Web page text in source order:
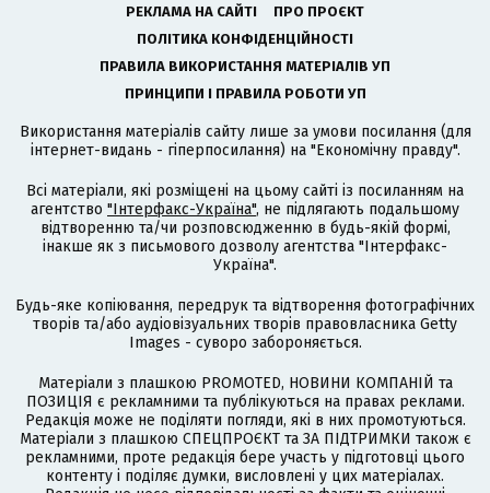
РЕКЛАМА НА САЙТІ
ПРО ПРОЄКТ
ПОЛІТИКА КОНФІДЕНЦІЙНОСТІ
ПРАВИЛА ВИКОРИСТАННЯ МАТЕРІАЛІВ УП
ПРИНЦИПИ І ПРАВИЛА РОБОТИ УП
Використання матеріалів сайту лише за умови посилання (для
інтернет-видань - гіперпосилання) на "Економічну правду".
Всі матеріали, які розміщені на цьому сайті із посиланням на
агентство "Інтерфакс-Україна", не підлягають подальшому
відтворенню та/чи розповсюдженню в будь-якій формі,
інакше як з письмового дозволу агентства "Інтерфакс-
Україна".
Будь-яке копіювання, передрук та відтворення фотографічних
творів та/або аудіовізуальних творів правовласника Getty
Images - суворо забороняється.
Матеріали з плашкою PROMOTED, НОВИНИ КОМПАНІЙ та
ПОЗИЦІЯ є рекламними та публікуються на правах реклами.
Редакція може не поділяти погляди, які в них промотуються.
Матеріали з плашкою СПЕЦПРОЄКТ та ЗА ПІДТРИМКИ також є
рекламними, проте редакція бере участь у підготовці цього
контенту і поділяє думки, висловлені у цих матеріалах.